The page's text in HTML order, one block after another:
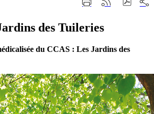
RSS
sur
des Tuileries
du CCAS : Les Jardins des